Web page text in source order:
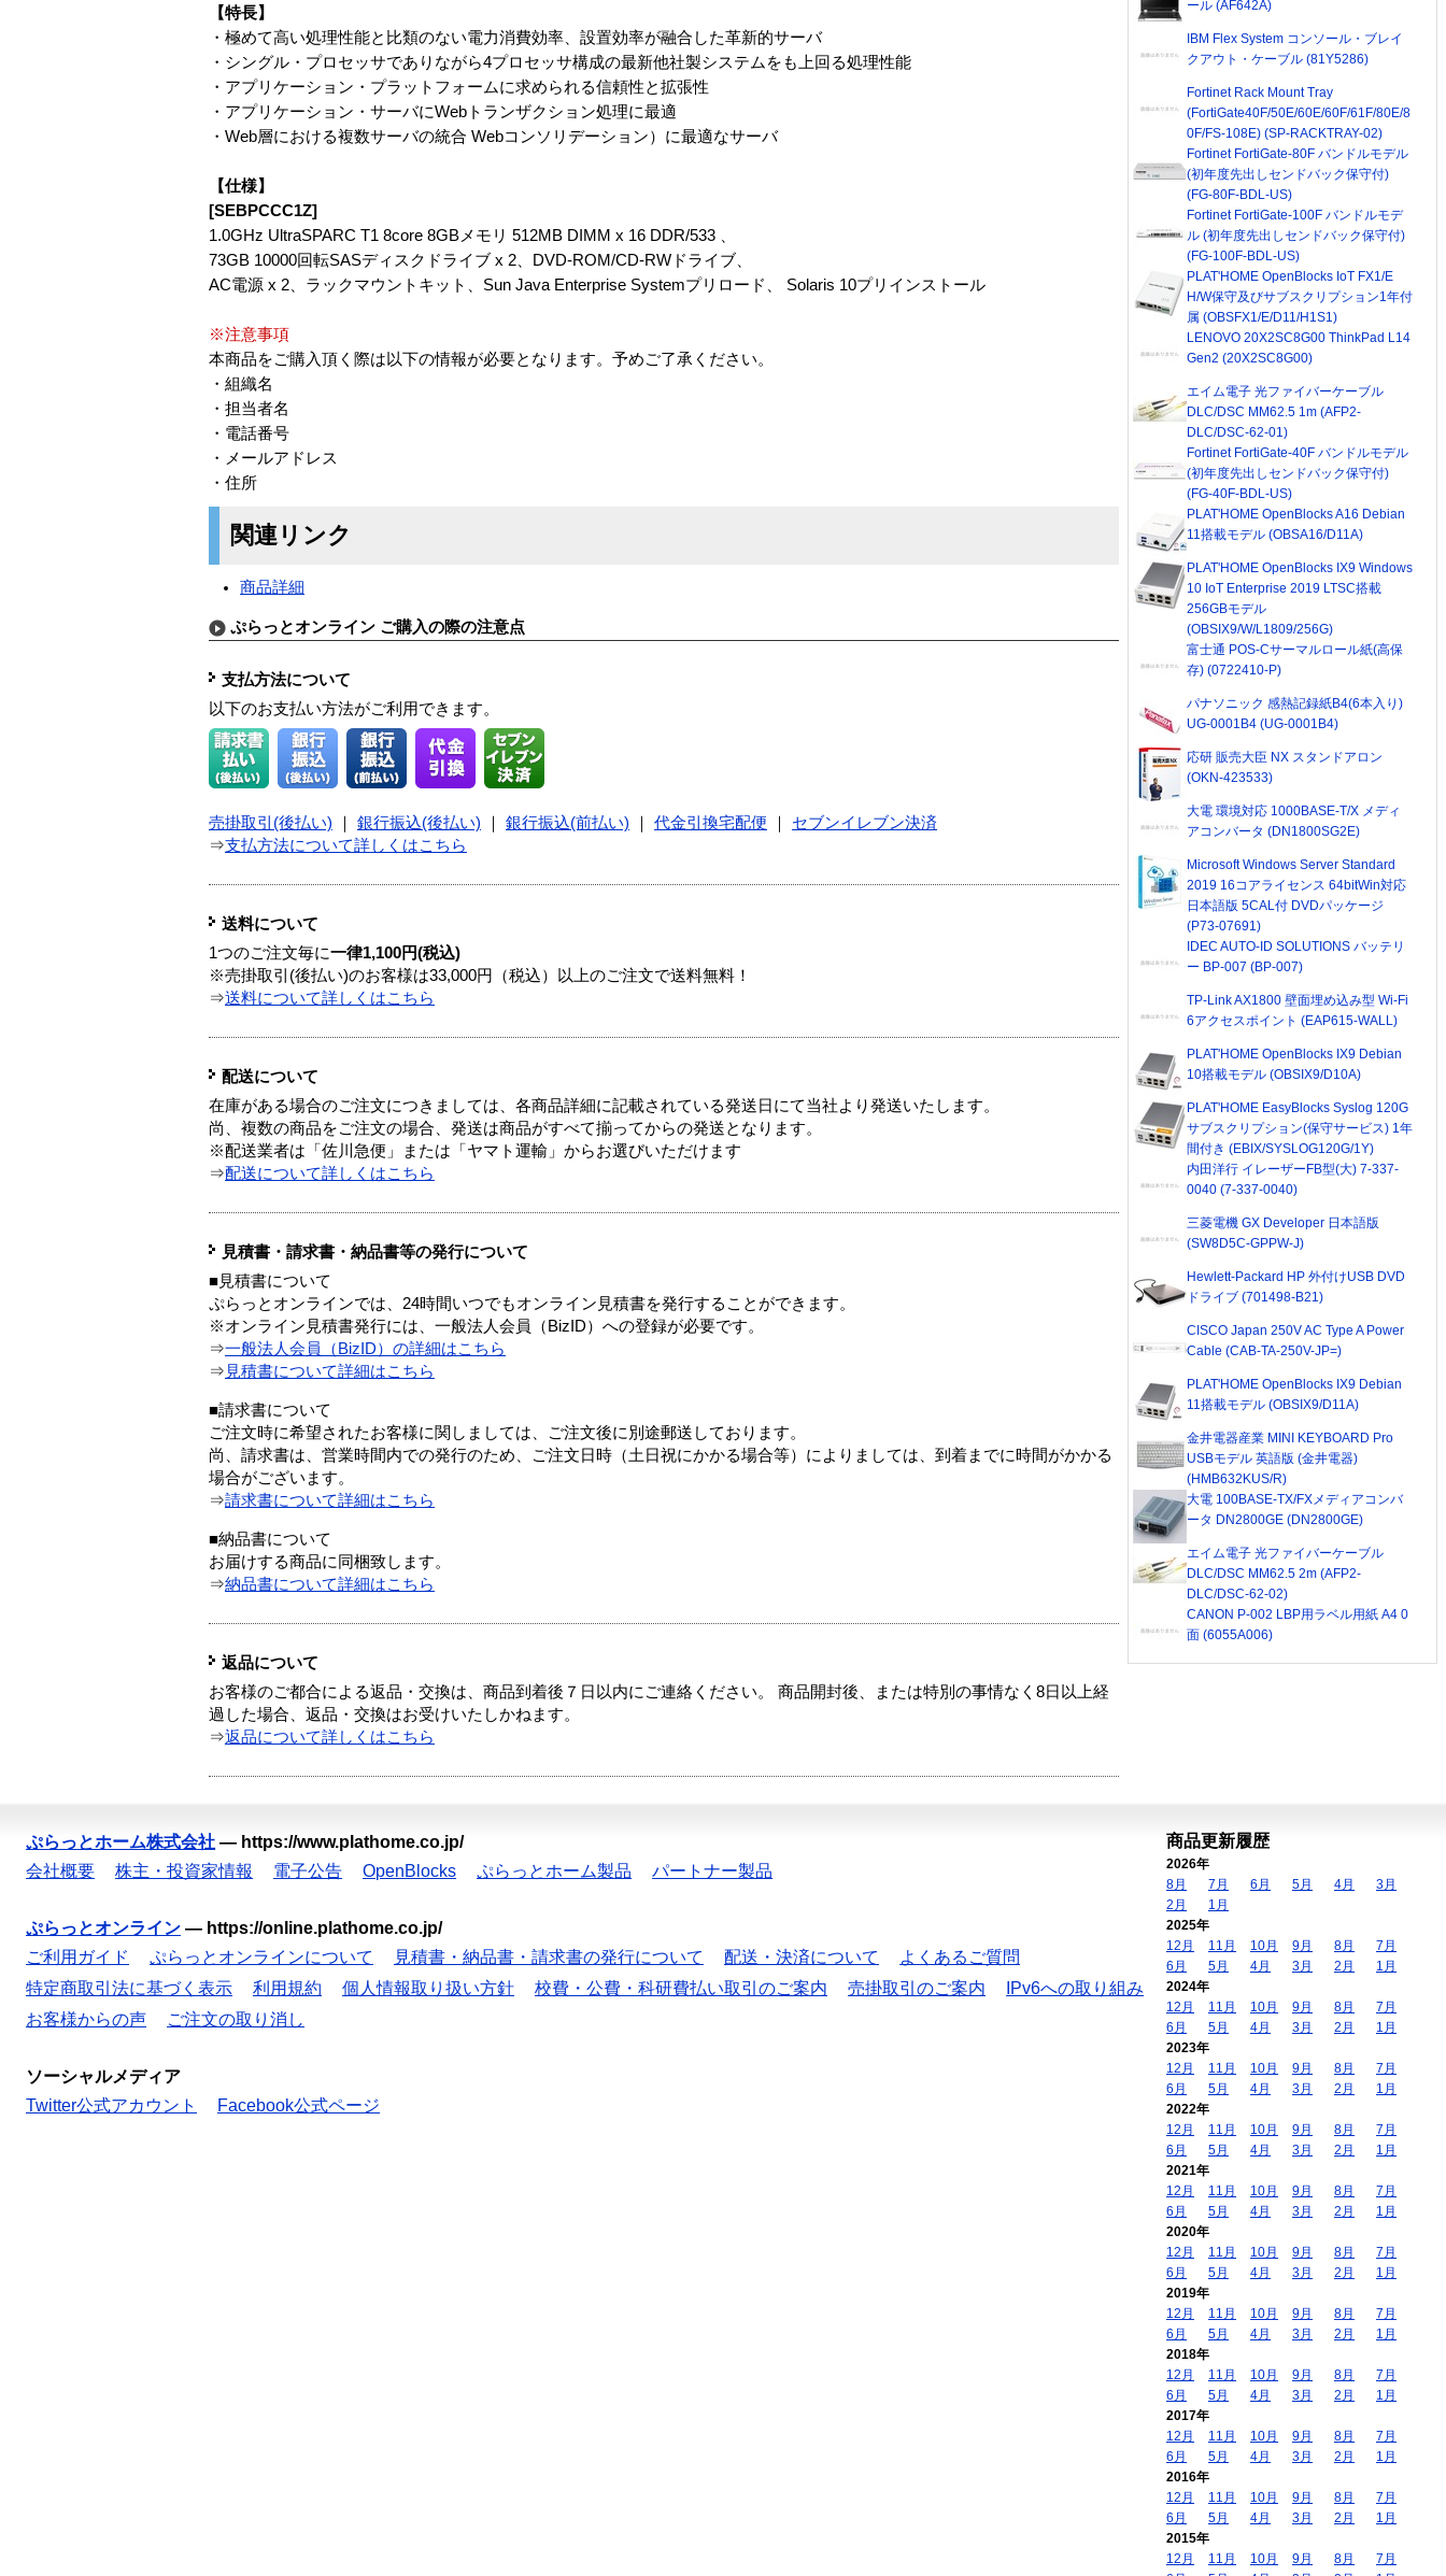
【特長】
・極めて高い処理性能と比類のない電力消費効率、設置効率が融合した革新的サーバ
・シングル・プロセッサでありながら4プロセッサ構成の最新他社製システムをも上回る処理性能
・アプリケーション・プラットフォームに求められる信頼性と拡張性
・アプリケーション・サーバにWebトランザクション処理に最適
・Web層における複数サーバの統合 Webコンソリデーション）に最適なサーバ
【仕様】
[SEBPCCC1Z]
1.0GHz UltraSPARC T1 8core 8GBメモリ 512MB DIMM x 16 DDR/533 、
73GB 10000回転SASディスクドライブ x 2、DVD-ROM/CD-RWドライブ、
AC電源 x 2、ラックマウントキット、Sun Java Enterprise Systemプリロード、 Solaris 10プリインストール
※注意事項
本商品をご購入頂く際は以下の情報が必要となります。予めご了承ください。
・組織名
・担当者名
・電話番号
・メールアドレス
・住所
関連リンク
商品詳細
ぷらっとオンライン ご購入の際の注意点
支払方法について
以下のお支払い方法がご利用できます。
売掛取引(後払い) 銀行振込(後払い) 銀行振込(前払い) 代金引換宅配便
セブンイレブン決済
⇒支払方法について詳しくはこちら
送料について
1つのご注文毎に一律1,100円(税込)
※売掛取引(後払い)のお客様は33,000円（税込）以上のご注文で送料無料！
⇒送料について詳しくはこちら
配送について
在庫がある場合のご注文につきましては、各商品詳細に記載されている発送日にて当社より発送いたします。
尚、複数の商品をご注文の場合、発送は商品がすべて揃ってからの発送となります。
※配送業者は「佐川急便」または「ヤマト運輸」からお選びいただけます
⇒配送について詳しくはこちら
見積書・請求書・納品書等の発行について
■見積書について
ぷらっとオンラインでは、24時間いつでもオンライン見積書を発行することができます。
※オンライン見積書発行には、一般法人会員（BizID）への登録が必要です。
⇒一般法人会員（BizID）の詳細はこちら
⇒ 見積書について詳細はこちら
■請求書について
ご注文時に希望されたお客様に関しましては、ご注文後に別途郵送しております。
尚、請求書は、営業時間内での発行のため、ご注文日時（土日祝にかかる場合等）によりましては、到着までに時間がかかる
場合がございます。
⇒請求書について詳細はこちら
■納品書について
お届けする商品に同梱致します。
⇒納品書について詳細はこちら
返品について
お客様のご都合による返品・交換は、商品到着後７日以内にご連絡ください。 商品開封後、または特別の事情なく8日以上経
過した場合、返品・交換はお受けいたしかねます。
⇒返品について詳しくはこちら
ール (AF642A)
IBM Flex System コンソール・ブレイ
クアウト・ケーブル (81Y5286)
Fortinet Rack Mount Tray
(FortiGate40F/50E/60E/60F/61F/80E/8
0F/FS-108E) (SP-RACKTRAY-02)
Fortinet FortiGate-80F バンドルモデル
(初年度先出しセンドバック保守付)
(FG-80F-BDL-US)
Fortinet FortiGate-100F バンドルモデ
ル (初年度先出しセンドバック保守付)
(FG-100F-BDL-US)
PLAT'HOME OpenBlocks IoT FX1/E
H/W保守及びサブスクリプション1年付
属 (OBSFX1/E/D11/H1S1)
LENOVO 20X2SC8G00 ThinkPad L14
Gen2 (20X2SC8G00)
エイム電子 光ファイバーケーブル
DLC/DSC MM62.5 1m (AFP2-
DLC/DSC-62-01)
Fortinet FortiGate-40F バンドルモデル
(初年度先出しセンドバック保守付)
(FG-40F-BDL-US)
PLAT'HOME OpenBlocks A16 Debian
11搭載モデル (OBSA16/D11A)
PLAT'HOME OpenBlocks IX9 Windows
10 IoT Enterprise 2019 LTSC搭載
256GBモデル
(OBSIX9/W/L1809/256G)
富士通 POS-Cサーマルロール紙(高保
存) (0722410-P)
パナソニック 感熱記録紙B4(6本入り)
UG-0001B4 (UG-0001B4)
応研 販売大臣 NX スタンドアロン
(OKN-423533)
大電 環境対応 1000BASE-T/X メディ
アコンバータ (DN1800SG2E)
Microsoft Windows Server Standard
2019 16コアライセンス 64bitWin対応
日本語版 5CAL付 DVDパッケージ
(P73-07691)
IDEC AUTO-ID SOLUTIONS バッテリ
ー BP-007 (BP-007)
TP-Link AX1800 壁面埋め込み型 Wi-Fi
6アクセスポイント (EAP615-WALL)
PLAT'HOME OpenBlocks IX9 Debian
10搭載モデル (OBSIX9/D10A)
PLAT'HOME EasyBlocks Syslog 120G
サブスクリプション(保守サービス) 1年
間付き (EBIX/SYSLOG120G/1Y)
内田洋行 イレーザーFB型(大) 7-337-
0040 (7-337-0040)
三菱電機 GX Developer 日本語版
(SW8D5C-GPPW-J)
Hewlett-Packard HP 外付けUSB DVD
ドライブ (701498-B21)
CISCO Japan 250V AC Type A Power
Cable (CAB-TA-250V-JP=)
PLAT'HOME OpenBlocks IX9 Debian
11搭載モデル (OBSIX9/D11A)
金井電器産業 MINI KEYBOARD Pro
USBモデル 英語版 (金井電器)
(HMB632KUS/R)
大電 100BASE-TX/FXメディアコンバ
ータ DN2800GE (DN2800GE)
エイム電子 光ファイバーケーブル
DLC/DSC MM62.5 2m (AFP2-
DLC/DSC-62-02)
CANON P-002 LBP用ラベル用紙 A4 0
面 (6055A006)
ぷらっとホーム株式会社 — https://www.plathome.co.jp/
会社概要
株主・投資家情報 電子公告 OpenBlocks ぷらっとホーム製品 パートナー製品
ぷらっとオンライン — https://online.plathome.co.jp/
ご利用ガイド
ぷらっとオンラインについて 見積書・納品書・請求書の発行について 配送・決済について
よくあるご質問
特定商取引法に基づく表示
利用規約 個人情報取り扱い方針 校費・公費・科研費払い取引のご案内 売掛取引のご案内
IPv6への取り組み
お客様からの声
ご注文の取り消し
ソーシャルメディア
Twitter公式アカウント
Facebook公式ページ
商品更新履歴
2026年
8月
7月 6月 5月 4月
3月
2月
1月
2025年
12月
11月 10月 9月 8月
7月
6月
5月 4月 3月 2月
1月
2024年
12月
11月 10月 9月 8月
7月
6月
5月 4月 3月 2月
1月
2023年
12月
11月 10月 9月 8月
7月
6月
5月 4月 3月 2月
1月
2022年
12月
11月 10月 9月 8月
7月
6月
5月 4月 3月 2月
1月
2021年
12月
11月 10月 9月 8月
7月
6月
5月 4月 3月 2月
1月
2020年
12月
11月 10月 9月 8月
7月
6月
5月 4月 3月 2月
1月
2019年
12月
11月 10月 9月 8月
7月
6月
5月 4月 3月 2月
1月
2018年
12月
11月 10月 9月 8月
7月
6月
5月 4月 3月 2月
1月
2017年
12月
11月 10月 9月 8月
7月
6月
5月 4月 3月 2月
1月
2016年
12月
11月 10月 9月 8月
7月
6月
5月 4月 3月 2月
1月
2015年
12月
11月 10月 9月 8月
7月